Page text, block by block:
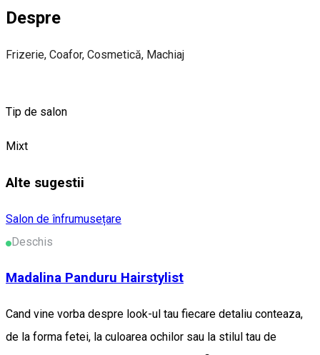
Despre
Frizerie, Coafor, Cosmetică, Machiaj
Tip de salon
Mixt
Alte sugestii
Salon de înfrumusețare
Deschis
Madalina Panduru Hairstylist
Cand vine vorba despre look-ul tau fiecare detaliu conteaza,
de la forma fetei, la culoarea ochilor sau la stilul tau de